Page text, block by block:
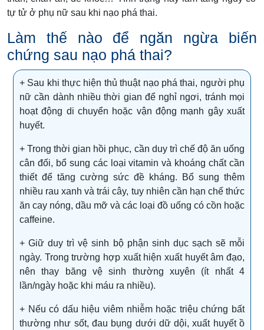
tự tử ở phụ nữ sau khi nạo phá thai.
Làm thế nào để ngăn ngừa biến
chứng sau nạo phá thai?
+ Sau khi thực hiện thủ thuật nạo phá thai, người phụ
nữ cần dành nhiều thời gian để nghỉ ngơi, tránh mọi
hoạt động di chuyển hoặc vận động mạnh gây xuất
huyết.
+ Trong thời gian hồi phục, cần duy trì chế độ ăn uống
cân đối, bổ sung các loại vitamin và khoáng chất cần
thiết để tăng cường sức đề kháng. Bổ sung thêm
nhiều rau xanh và trái cây, tuy nhiên cần hạn chế thức
ăn cay nóng, dầu mỡ và các loại đồ uống có cồn hoặc
caffeine.
+ Giữ duy trì vệ sinh bộ phận sinh dục sạch sẽ mỗi
ngày. Trong trường hợp xuất hiện xuất huyết âm đạo,
nên thay băng vệ sinh thường xuyên (ít nhất 4
lần/ngày hoặc khi máu ra nhiều).
+ Nếu có dấu hiệu viêm nhiễm hoặc triệu chứng bất
thường như sốt, đau bụng dưới dữ dội, xuất huyết ồ